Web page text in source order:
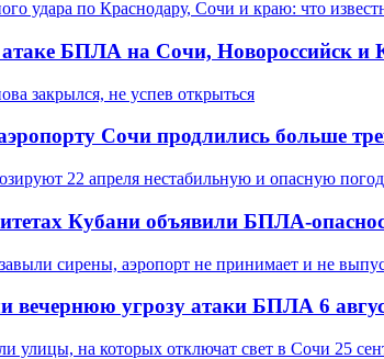
атаке БПЛА на Сочи, Новороссийск и
Сочи продлились больше
Кубани объявили БПЛА-
вечернюю угрозу атаки БПЛА 6